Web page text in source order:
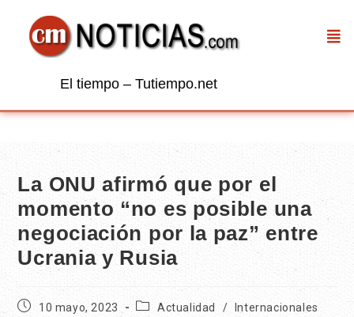
El tiempo – Tutiempo.net
La ONU afirmó que por el
momento “no es posible una
negociación por la paz” entre
Ucrania y Rusia
10 mayo, 2023 Actualidad / Internacionales